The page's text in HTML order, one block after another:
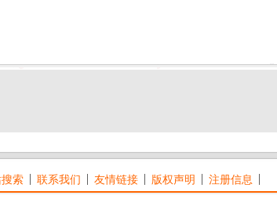
索 联系我们 友情链接 版权声明 注册信息